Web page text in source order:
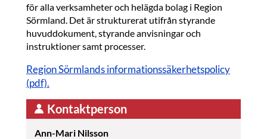
för alla verksamheter och helägda bolag i Region
Sörmland. Det är strukturerat utifrån styrande
huvuddokument, styrande anvisningar och
instruktioner samt processer.
Region Sörmlands informationssäkerhetspolicy
(pdf).
Kontaktperson
Ann-Mari Nilsson